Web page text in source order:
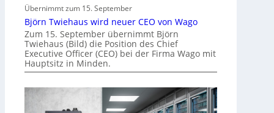
m
m
o
b
i
l
Übernimmt zum 15. September
Björn Twiehaus wird neuer CEO von Wago
Zum 15. September übernimmt Björn
Twiehaus (Bild) die Position des Chief
Executive Officer (CEO) bei der Firma Wago mit
Hauptsitz in Minden.